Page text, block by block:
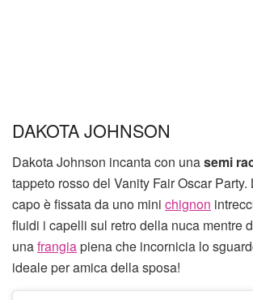
DAKOTA JOHNSON
Dakota Johnson incanta con unasemi
tappeto rosso del Vanity Fair Oscar Party.
capo è fissata da uno mini chignon
fluidi i capelli sul retro della nuca mentre
unafrangiapiena che incornicia lo
ideale per amica della sposa!